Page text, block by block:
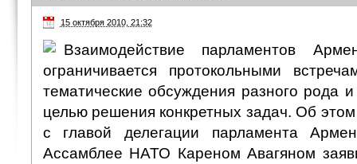
15 октября 2010, 21:32
Взаимодействие парламентов
ограничивается протокольными
тематические обсуждения разного рода
целью решения конкретных задач. Об этом
с главой делегации парламента
Ассамблее НАТО Кареном Авагяном